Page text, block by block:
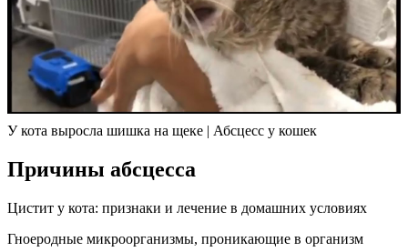
У кота выросла шишка на щеке | Абсцесс у кошек
Причины абсцесса
Цистит у кота: признаки и лечение в домашних условиях
Гноеродные микроорганизмы, проникающие в организм